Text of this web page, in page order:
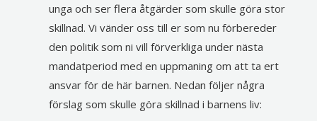
unga och ser flera åtgärder som skulle göra stor
skillnad. Vi vänder oss till er som nu förbereder
den politik som ni vill förverkliga under nästa
mandatperiod med en uppmaning om att ta ert
ansvar för de här barnen. Nedan följer några
förslag som skulle göra skillnad i barnens liv: